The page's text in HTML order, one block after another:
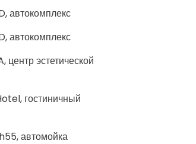
автокомплекс
автокомплекс
центр эстетической
гостиничный
автомойка